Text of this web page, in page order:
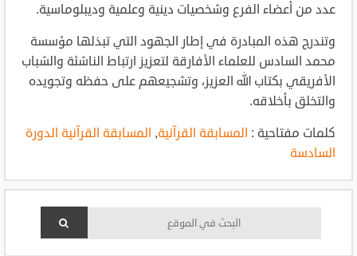
عدد من أعضاء الفرع وشخصيات دينية وعلمية وديبلوماسية.
وتندرج هذه المبادرة في إطار الجهود التي تبذلها مؤسسة
محمد السادس للعلماء الأفارقة لتعزيز ارتباط الناشئة والشباب
الأفريقي بكتاب الله العزيز، وتشجيعهم على حفظه وتجويده
والتخلق بأخلاقه.
كلمات مفتاحية : المسابقة القرآنية, المسابقة القرآنية الدورة
السادسة